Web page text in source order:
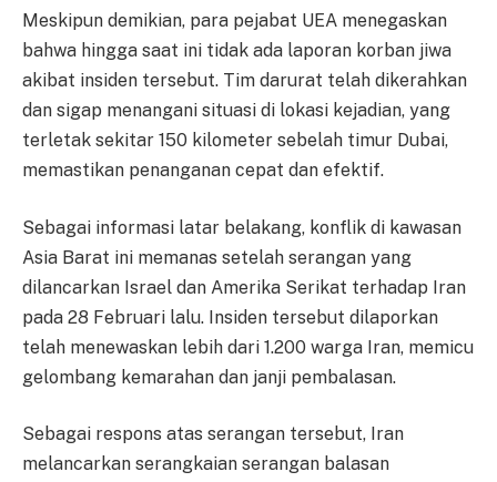
Meskipun demikian, para pejabat UEA menegaskan
bahwa hingga saat ini tidak ada laporan korban jiwa
akibat insiden tersebut. Tim darurat telah dikerahkan
dan sigap menangani situasi di lokasi kejadian, yang
terletak sekitar 150 kilometer sebelah timur Dubai,
memastikan penanganan cepat dan efektif.
Sebagai informasi latar belakang, konflik di kawasan
Asia Barat ini memanas setelah serangan yang
dilancarkan Israel dan Amerika Serikat terhadap Iran
pada 28 Februari lalu. Insiden tersebut dilaporkan
telah menewaskan lebih dari 1.200 warga Iran, memicu
gelombang kemarahan dan janji pembalasan.
Sebagai respons atas serangan tersebut, Iran
melancarkan serangkaian serangan balasan